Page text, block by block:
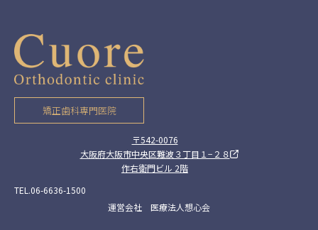
矯正歯科専門医院
〒542-0076
大阪府大阪市中央区難波３丁目１−２８
作右衛門ビル 2階
TEL.06-6636-1500
運営会社 医療法人想心会